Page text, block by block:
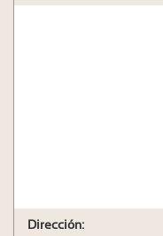
Dirección: